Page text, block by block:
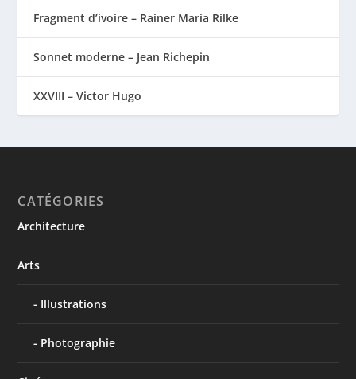
Fragment d’ivoire – Rainer Maria Rilke
Sonnet moderne – Jean Richepin
XXVIII – Victor Hugo
CATÉGORIES
Architecture
Arts
Illustrations
Photographie